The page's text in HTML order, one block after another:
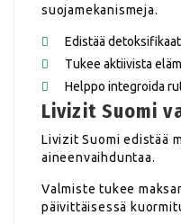
suojamekanismeja.
Edistää
Tukee aktiivista
Helppo integroida
Livizit Suomi
Livizit Suomi edistää
aineenvaihduntaa.
Valmiste tukee
päivittäisessä